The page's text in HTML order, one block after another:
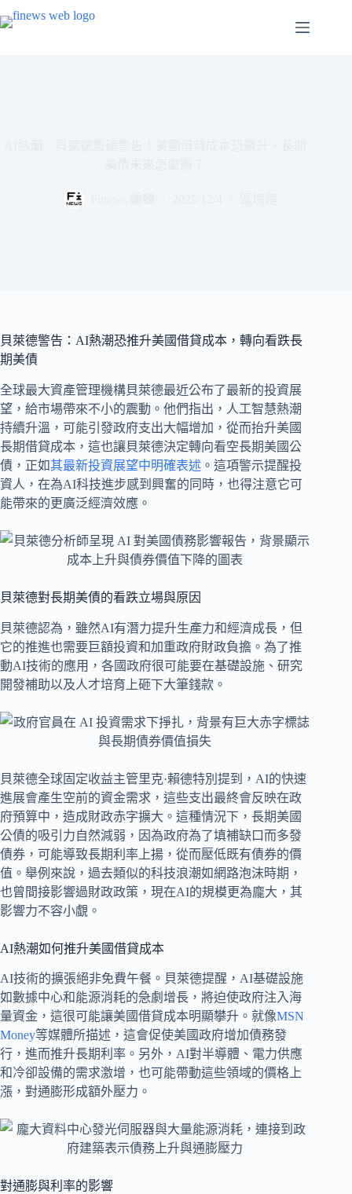
至
貝萊德警告：AI熱潮恐推升美國借貸成本，轉向看跌長
期美債
全球最大資產管理機構貝萊德最近公布了最新的投資展
望，給市場帶來不小的震動。他們指出，人工智慧熱潮
持續升溫，可能引發政府支出大幅增加，從而抬升美國
長期借貸成本，這也讓貝萊德決定轉向看空長期美國公
債，正如其最新投資展望中明確表述 。這項警示提醒投
資人，在為AI科技進步感到興奮的同時，也得注意它可
能帶來的更廣泛經濟效應。
貝萊德對長期美債的看跌立場與原因
貝萊德認為，雖然AI有潛力提升生產力和經濟成長，但
它的推進也需要巨額投資和加重政府財政負擔。為了推
動AI技術的應用，各國政府很可能要在基礎設施、研究
開發補助以及人才培育上砸下大筆錢款。
貝萊德全球固定收益主管里克·賴德特別提到，AI的快速
進展會產生空前的資金需求，這些支出最終會反映在政
府預算中，造成財政赤字擴大。這種情況下，長期美國
公債的吸引力自然減弱，因為政府為了填補缺口而多發
債券，可能導致長期利率上揚，從而壓低既有債券的價
值。舉例來說，過去類似的科技浪潮如網路泡沫時期，
也曾間接影響過財政政策，現在AI的規模更為龐大，其
影響力不容小覷。
AI熱潮如何推升美國借貸成本
AI技術的擴張絕非免費午餐。貝萊德提醒，AI基礎設施
如數據中心和能源消耗的急劇增長，將迫使政府注入海
量資金，這很可能讓美國借貸成本明顯攀升。就像MSN
Money等媒體所描述，這會促使美國政府增加債務發
行，進而推升長期利率。另外，AI對半導體、電力供應
和冷卻設備的需求激增，也可能帶動這些領域的價格上
漲，對通膨形成額外壓力。
對通膨與利率的影響